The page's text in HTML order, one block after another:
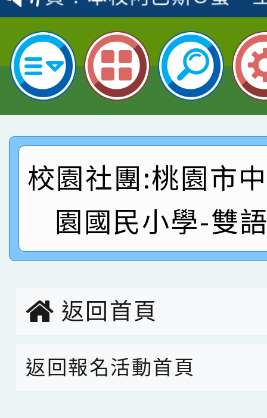
名
倩參加桃園市科展 國
名 指導老師王老師、
賀！本校四年二班張O
園市英語競賽國小朗讀
指導老師林老師
賀！本校參加桃園市中
賽 劉文瑛教師榮獲教
賀！本校參與2026世
賽 洪綺君教師榮獲社
名
賀！本校阿巴斯O蜜、
倩參加桃園市科展 國
名 指導老師王老師、
賀！本校四年二班張O
園市英語競賽國小朗
指導老師林老師
賀！本校參加桃園市中
賽 劉文瑛教師榮獲教
臺灣台語-第二名
賀！本校參與2026世
市賽榮獲科學小創客佳
校園社團:桃園市
園國民小學-雙
返回首頁
返回報名活動首頁